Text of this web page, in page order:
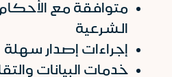
متوافقة مع
الشرعية
إجراءات إصدار سهلة
خدمات البيانات